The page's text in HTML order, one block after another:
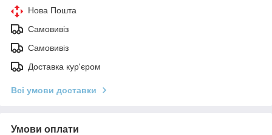
Нова Пошта
Самовивіз
Самовивіз
Доставка кур'єром
Всі умови доставки
Умови оплати